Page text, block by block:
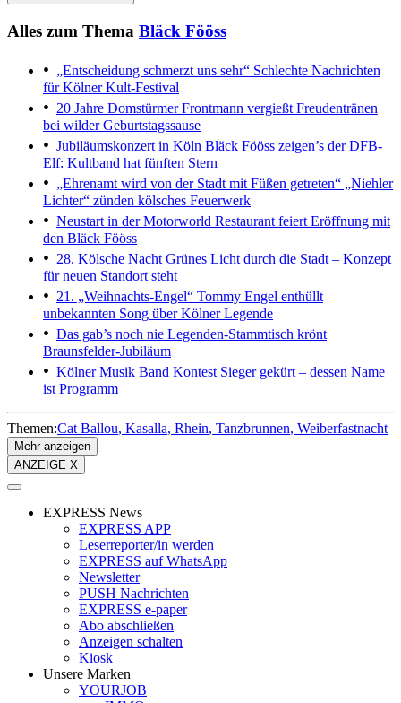
Alles zum Thema Bläck Fööss
„Entscheidung schmerzt uns sehr“ Schlechte Nachrichten
für Kölner Kult-Festival
20 Jahre DomstürmerFrontmann vergießt Freudentränen
bei wilder Geburtstagssause
Jubiläumskonzert in Köln Bläck Fööss zeigen’s der DFB-
Elf: Kultband hat fünften Stern
„Ehrenamt wird von der Stadt mit Füßen getreten“ „Niehler
Lichter“ zünden kölsches Feuerwerk
Neustart in der Motorworld Restaurant feiert Eröffnung mit
den Bläck Fööss
28. Kölsche Nacht Grünes Licht durch die Stadt – Konzept
für neuen Standort steht
21. „Weihnachts-Engel“ Tommy Engel enthüllt
unbekannten Song über Kölner Legende
Das gab’s noch nie Legenden-Stammtisch krönt
Braunsfelder-Jubiläum
Kölner Musik Band Kontest Sieger gekürt – dessen Name
ist Programm
Themen:Cat Ballou Kasalla Rhein Tanzbrunnen Weiberfastnacht
Mehr anzeigen
ANZEIGE X
EXPRESS News
EXPRESS APP
Leserreporter/in werden
EXPRESS auf WhatsApp
Newsletter
PUSH Nachrichten
EXPRESS e-paper
Abo abschließen
Anzeigen schalten
Kiosk
Unsere Marken
YOURJOB